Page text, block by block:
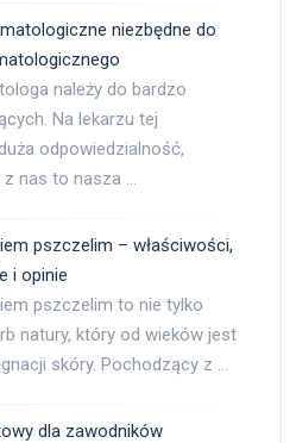
niezbędne do
należy do bardzo
Na lekarzu tej
odpowiedzialność,
z nas to nasza …
pszczelim – właściwości,
i opinie
pszczelim to nie tylko
natury, który od wieków jest
skóry. Pochodzący z …
dla zawodników